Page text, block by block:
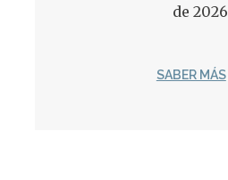
de 2026
SABER MÁS